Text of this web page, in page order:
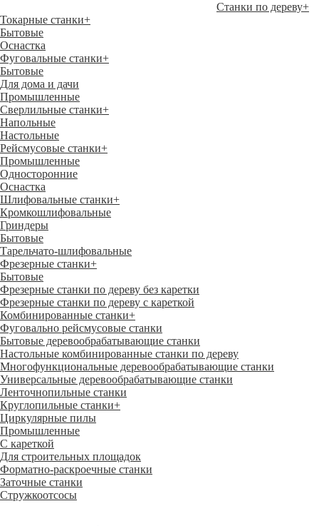
Станки по дереву+
Токарные станки+
Бытовые
Оснастка
Фуговальные станки+
Бытовые
Для дома и дачи
Промышленные
Сверлильные станки+
Напольные
Настольные
Рейсмусовые станки+
Промышленные
Односторонние
Оснастка
Шлифовальные станки+
Кромкошлифовальные
Гриндеры
Бытовые
Тарельчато-шлифовальные
Фрезерные станки+
Бытовые
Фрезерные станки по дереву без каретки
Фрезерные станки по дереву с кареткой
Комбинированные станки+
Фуговально рейсмусовые станки
Бытовые деревообрабатывающие станки
Настольные комбинированные станки по дереву
Многофункциональные деревообрабатывающие станки
Универсальные деревообрабатывающие станки
Ленточнопильные станки
Круглопильные станки+
Циркулярные пилы
Промышленные
С кареткой
Для строительных площадок
Форматно-раскроечные станки
Заточные станки
Стружкоотсосы